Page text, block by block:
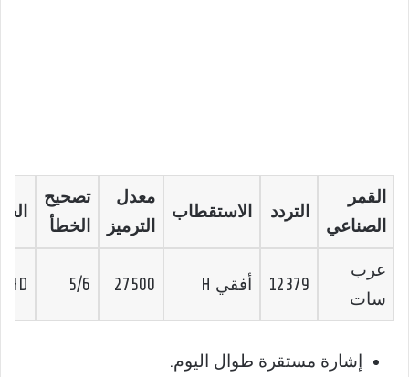
القمر
الصناعي
التردد الاستقطاب
معدل
الترميز
تصحيح
الخطأ
عرب
سات
12379 أفقي H 27500
5/6
HD
إشارة مستقرة طوال اليوم.